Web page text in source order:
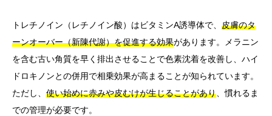
トレチノイン（レチノイン酸）はビタミンA誘導体で、 皮膚のタ
ーンオーバー（新陳代謝）を促進する効果があります。メラニン
を含む古い角質を早く排出させることで色素沈着を改善し、ハイ
ドロキノンとの併用で相乗効果が高まることが知られています。
ただし、 使い始めに赤みや皮むけが生じることがあり、慣れるま
での管理が必要です。